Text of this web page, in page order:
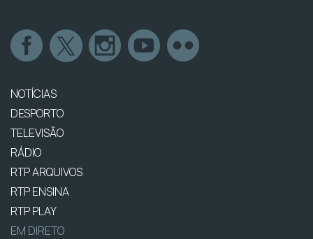
NOTÍCIAS
DESPORTO
TELEVISÃO
RÁDIO
RTP ARQUIVOS
RTP ENSINA
RTP PLAY
EM DIRETO